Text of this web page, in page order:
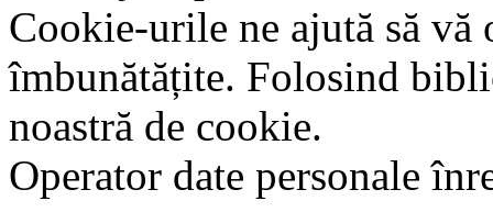
Cookie-urile ne ajută să
îmbunătățite. Folosind
noastră de cookie.
Operator date personale